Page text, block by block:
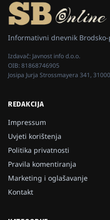
Informativni dnevnik
Izdavač: Javnost info d.o.o.
OIB:81868746905
Josipa Jurja Strossmayera 341,
REDAKCIJA
Impressum
Uvjeti korištenja
Politika privatnosti
Pravila komentiranja
Marketing i oglašavanje
Kontakt